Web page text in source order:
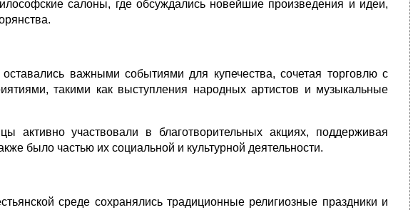
салоны, где обсуждались новейшие произведения и идеи,
важными событиями для купечества, сочетая торговлю с
такими как выступления народных артистов и музыкальные
активно участвовали в благотворительных акциях, поддерживая
было частью их социальной и культурной деятельности.
среде сохранялись традиционные религиозные праздники и